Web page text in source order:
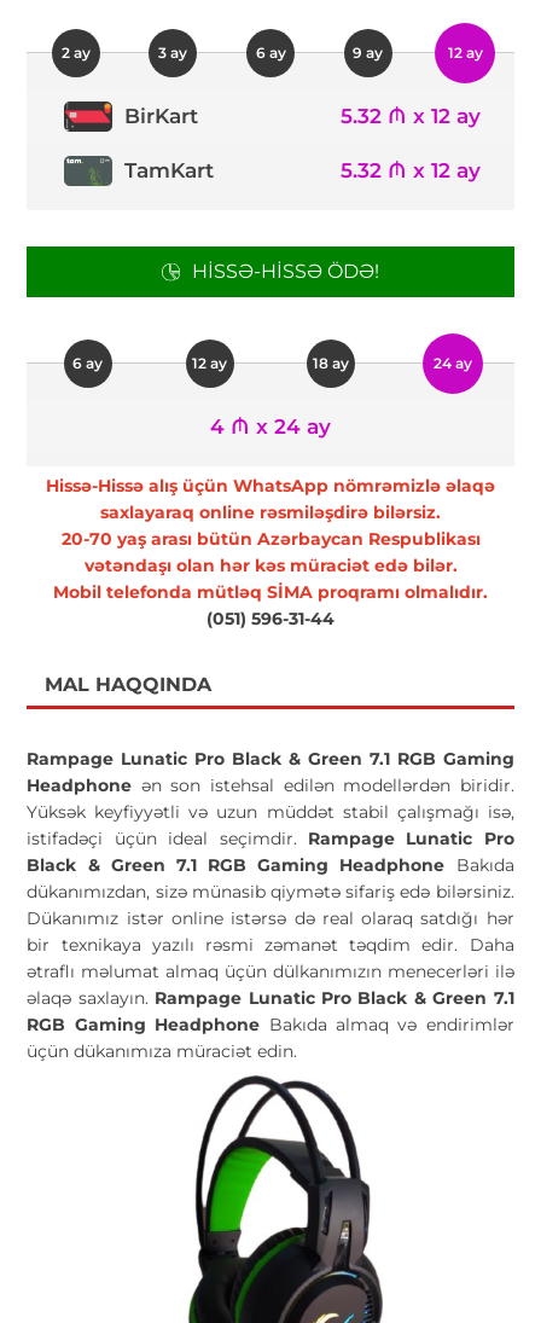
2 ay 3 ay 6 ay 9 ay 12 ay
BirKart 5.32 ₼ x 12 ay
TamKart 5.32 ₼ x 12 ay
HISSƏ-HISSƏ ÖDƏ!
6 ay 12 ay 18 ay 24 ay
4 ₼ x 24 ay
Hissə-Hissə alış üçün WhatsApp nömrəmizlə əlaqə
saxlayaraq online rəsmiləşdirə bilərsiz.
20-70 yaş arası bütün Azərbaycan Respublikası
vətəndaşı olan hər kəs müraciət edə bilər.
Mobil telefonda mütləq SİMA proqramı olmalıdır.
(051) 596-31-44
MAL HAQQINDA
Rampage Lunatic Pro Black & Green 7.1 RGB Gaming
Headphone ən son istehsal edilən modellərdən biridir.
Yüksək keyfiyyətli və uzun müddət stabil çalışmağı isə,
istifadəçi üçün ideal seçimdir. Rampage Lunatic Pro
Black & Green 7.1 RGB Gaming Headphone Bakıda
dükanımızdan, sizə münasib qiymətə sifariş edə bilərsiniz.
Dükanımız istər online istərsə də real olaraq satdığı hər
bir texnikaya yazılı rəsmi zəmanət təqdim edir. Daha
ətraflı məlumat almaq üçün dülkanımızın menecerləri ilə
əlaqə saxlayın. Rampage Lunatic Pro Black & Green 7.1
RGB Gaming Headphone Bakıda almaq və endirimlər
üçün dükanımıza müraciət edin.